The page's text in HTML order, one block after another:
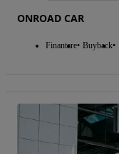
ONROAD CAR
Finantare Buyback